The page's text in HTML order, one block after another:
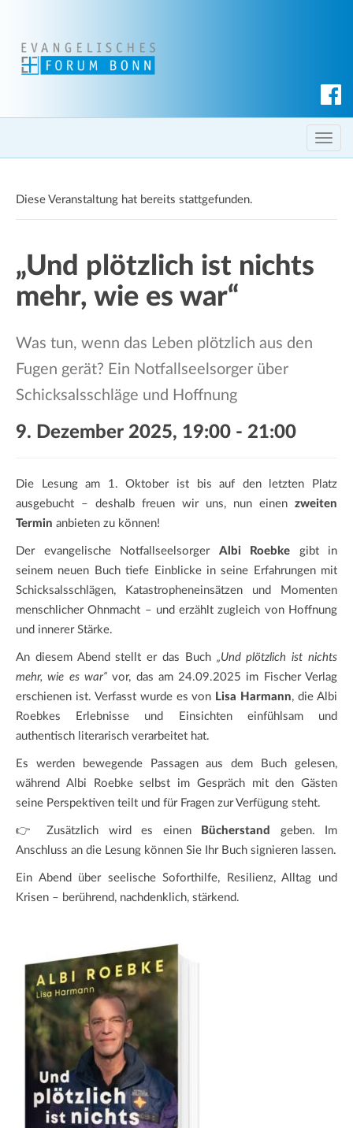
c
h T
o
l
Diese Veranstaltung hat bereits stattgefunden.
„Und plötzlich ist nichts
mehr, wie es war“
Was tun, wenn das Leben plötzlich aus den
Fugen gerät? Ein Notfallseelsorger über
Schicksalsschläge und Hoffnung
9. Dezember 2025, 19:00 - 21:00
Die Lesung am 1. Oktober ist bis auf den letzten Platz
ausgebucht – deshalb freuen wir uns, nun einen zweiten
Termin anbieten zu können!
Der evangelische Notfallseelsorger Albi Roebke gibt in
seinem neuen Buch tiefe Einblicke in seine Erfahrungen mit
Schicksalsschlägen, Katastropheneinsätzen und Momenten
menschlicher Ohnmacht – und erzählt zugleich von Hoffnung
und innerer Stärke.
An diesem Abend stellt er das Buch „Und plötzlich ist nichts
mehr, wie es war“vor, das am 24.09.2025 im Fischer Verlag
erschienen ist. Verfasst wurde es von Lisa Harmann, die Albi
Roebkes Erlebnisse und Einsichten einfühlsam und
authentisch literarisch verarbeitet hat.
Es werden bewegende Passagen aus dem Buch gelesen,
während Albi Roebke selbst im Gespräch mit den Gästen
seine Perspektiven teilt und für Fragen zur Verfügung steht.
👉 Zusätzlich wird es einen Bücherstand
geben. Im
Anschluss an die Lesung können Sie Ihr Buch signieren lassen.
Ein Abend über seelische Soforthilfe, Resilienz, Alltag und
Krisen – berührend, nachdenklich, stärkend.